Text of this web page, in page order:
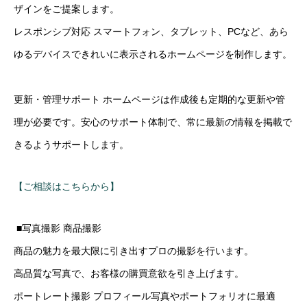
ザインをご提案します。
レスポンシブ対応 スマートフォン、タブレット、PCなど、あら
ゆるデバイスできれいに表示されるホームページを制作します。
更新・管理サポート ホームページは作成後も定期的な更新や管
理が必要です。安心のサポート体制で、常に最新の情報を掲載で
きるようサポートします。
【ご相談はこちらから】
■写真撮影 商品撮影
商品の魅力を最大限に引き出すプロの撮影を行います。
高品質な写真で、お客様の購買意欲を引き上げます。
ポートレート撮影 プロフィール写真やポートフォリオに最適